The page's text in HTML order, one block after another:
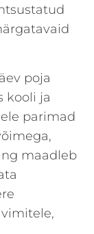
poja
kooli ja
parimad
maadleb